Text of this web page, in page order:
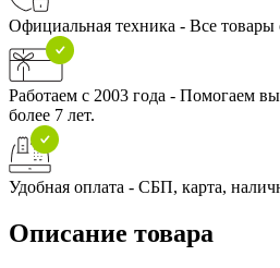
Официальная техника - Все
Работаем с 2003 года - Помогаем
более 7 лет.
Удобная оплата - СБП, карта,
Описание товара